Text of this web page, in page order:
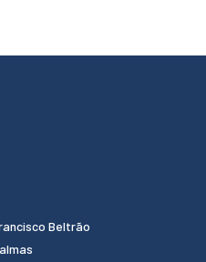
Beltrão